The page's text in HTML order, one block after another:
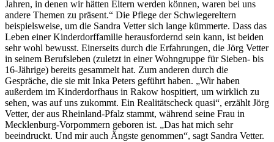
Jahren, in denen wir hätten Eltern werden können, waren bei uns
andere Themen zu präsent.“ Die Pflege der Schwiegereltern
beispielsweise, um die Sandra Vetter sich lange kümmerte. Dass das
Leben einer Kinderdorffamilie herausfordernd sein kann, ist beiden
sehr wohl bewusst. Einerseits durch die Erfahrungen, die Jörg Vetter
in seinem Berufsleben (zuletzt in einer Wohngruppe für Sieben- bis
16-Jährige) bereits gesammelt hat. Zum anderen durch die
Gespräche, die sie mit Inka Peters geführt haben. „Wir haben
außerdem im Kinderdorfhaus in Rakow hospitiert, um wirklich zu
sehen, was auf uns zukommt. Ein Realitätscheck quasi“, erzählt Jörg
Vetter, der aus Rheinland-Pfalz stammt, während seine Frau in
Mecklenburg-Vorpommern geboren ist. „Das hat mich sehr
beeindruckt. Und mir auch Ängste genommen“, sagt Sandra Vetter.